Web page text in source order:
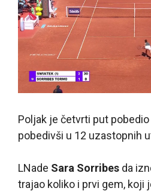
Poljak je četvrti put
pobedivši u 12 uzastopnih
LNade Sara Sorribes da
trajao koliko i prvi gem, koji